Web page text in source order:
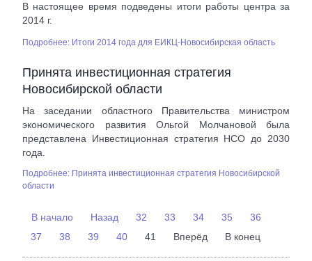
В настоящее время подведены итоги работы центра за
2014 г.
Подробнее: Итоги 2014 года для ЕИКЦ-Новосибирская область
Принята инвестиционная стратегия
Новосибирской области
На заседании областного Правительства министром
экономического развития Ольгой Молчановой была
представлена Инвестиционная стратегия НСО до 2030
года.
Подробнее: Принята инвестиционная стратегия Новосибирской
области
В начало Назад 32 33 34 35
36
37
38 39 40 41 Вперёд В конец